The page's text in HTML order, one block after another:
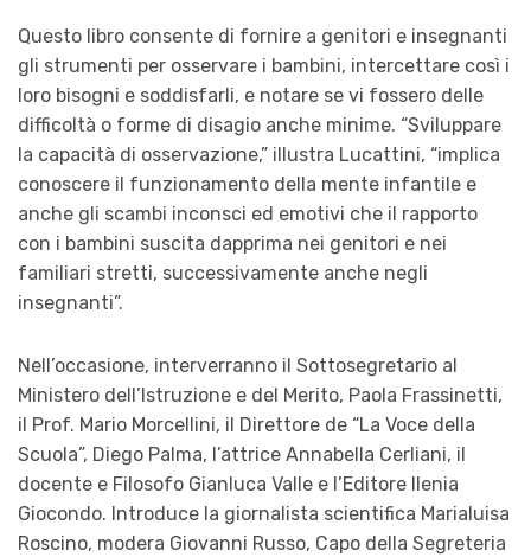
Questo libro consente di fornire a genitori e insegnanti
gli strumenti per osservare i bambini, intercettare così i
loro bisogni e soddisfarli, e notare se vi fossero delle
difficoltà o forme di disagio anche minime. “Sviluppare
la capacità di osservazione,” illustra Lucattini, “implica
conoscere il funzionamento della mente infantile e
anche gli scambi inconsci ed emotivi che il rapporto
con i bambini suscita dapprima nei genitori e nei
familiari stretti, successivamente anche negli
insegnanti”.
Nell’occasione, interverranno il Sottosegretario al
Ministero dell’Istruzione e del Merito, Paola Frassinetti,
il Prof. Mario Morcellini, il Direttore de “La Voce della
Scuola”, Diego Palma, l’attrice Annabella Cerliani, il
docente e Filosofo Gianluca Valle e l’Editore Ilenia
Giocondo. Introduce la giornalista scientifica Marialuisa
Roscino, modera Giovanni Russo, Capo della Segreteria